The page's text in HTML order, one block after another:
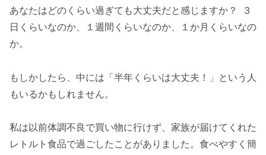
あなたはどのくらい過ぎても大丈夫だと感じますか？ ３
日くらいなのか、１週間くらいなのか、１か月くらいなの
か。
もしかしたら、中には「半年くらいは大丈夫！」という人
もいるかもしれません。
私は以前体調不良で買い物に行けず、家族が届けてくれた
レトルト食品で過ごしたことがありました。食べやすく簡